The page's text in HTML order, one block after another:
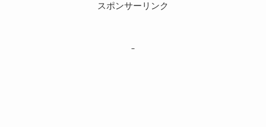
スポンサーリンク